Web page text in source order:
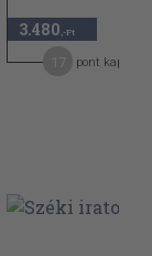
3.480 ,-Ft
pont kapható